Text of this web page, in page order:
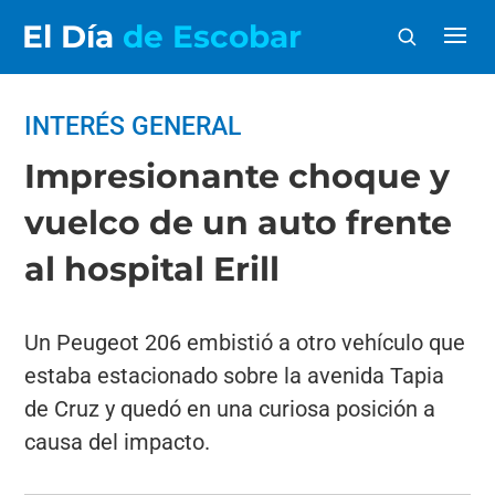
El Día de Escobar
INTERÉS GENERAL
Impresionante choque y
vuelco de un auto frente
al hospital Erill
Un Peugeot 206 embistió a otro vehículo que
estaba estacionado sobre la avenida Tapia
de Cruz y quedó en una curiosa posición a
causa del impacto.